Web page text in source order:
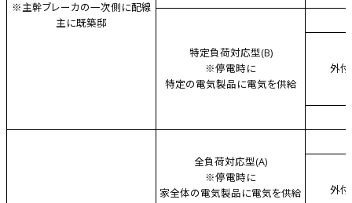
※主幹ブレーカの一次側に配線
主に既築邸
特定負荷対応型(B)
※停電時に
特定の電気製品に電気を供給
外
全負荷対応型(A)
※停電時に
家全体の電気製品に電気を供給
外